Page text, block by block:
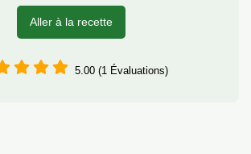
Aller à la recette
5.00 (1 Évaluations)